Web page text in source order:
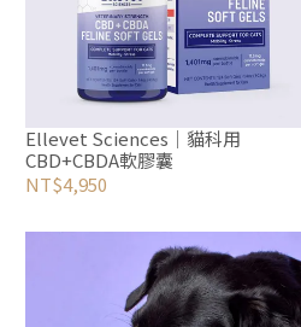
Ellevet Sciences｜貓科用
CBD+CBDA軟膠囊
NT$4,950